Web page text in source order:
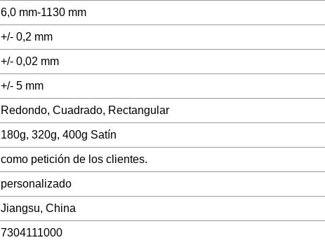
6,0 mm-1130 mm
+/- 0,2 mm
+/- 0,02 mm
+/- 5 mm
Redondo, Cuadrado, Rectangular
180g, 320g, 400g Satín
como petición de los clientes.
personalizado
Jiangsu, China
7304111000